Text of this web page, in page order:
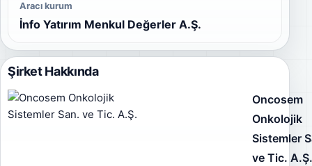
Aracı kurum
İnfo Yatırım Menkul Değerler A.Ş.
Şirket Hakkında
Oncosem
Onkolojik
Sistemler
ve Tic.